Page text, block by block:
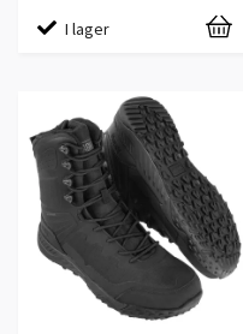
I lager